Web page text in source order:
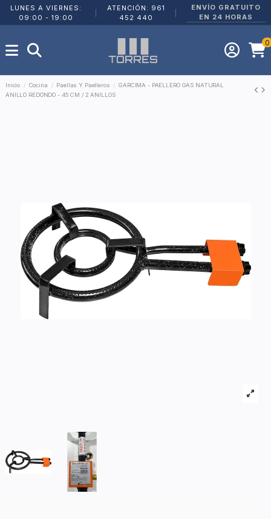
LUNES A VIERNES:
09:00 - 19:00
ATENCIÓN: 961
452 440
ENVÍO GRATUITO
EN 24 HORAS
0
Inicio Cocina Paellas Y Paelleros
GARCIMA - PAELLERO GAS NATURAL
ANILLO REDONDO - 45 CM / 2 ANILLOS